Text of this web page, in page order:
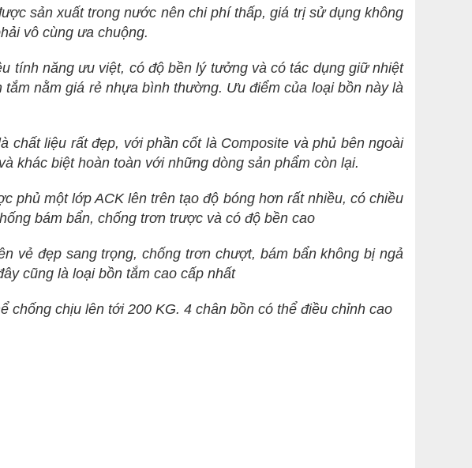
sản xuất trong nước nên chi phí thấp, giá trị sử dụng không
vô cùng ưa chuộng.
tính năng ưu việt, có độ bền lý tưởng và có tác dụng giữ nhiệt
nằm giá rẻ nhựa bình thường. Ưu điểm của loại bồn này là
chất liệu rất đẹp, với phần cốt là Composite và phủ bên ngoài
khác biệt hoàn toàn với những dòng sản phẩm còn lại.
phủ một lớp ACK lên trên tạo độ bóng hơn rất nhiều, có chiều
bám bẩn, chống trơn trược và có độ bền cao
vẻ đẹp sang trọng, chống trơn chượt, bám bẩn không bị ngả
cũng là loại bồn tắm cao cấp nhất
chịu lên tới 200 KG. 4 chân bồn có thể điều chỉnh cao